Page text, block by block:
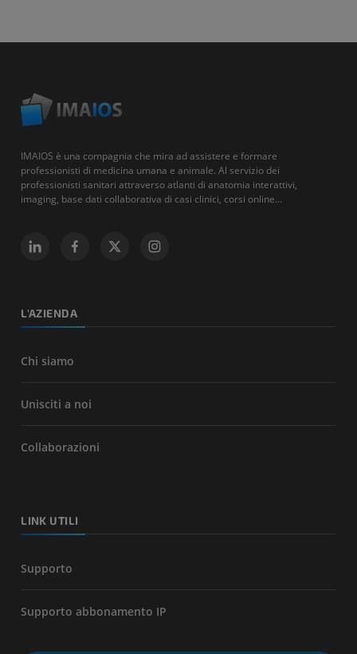
IMAIOS è una compagnia che mira ad assistere e formare
professionisti di medicina umana e animale. Al servizio dei
professionisti sanitari attraverso atlanti di anatomia interattivi,
imaging, base dati collaborativa di casi clinici, corsi online...
L'AZIENDA
Chi siamo
Unisciti a noi
Collaborazioni
LINK UTILI
Supporto
Supporto abbonamento IP